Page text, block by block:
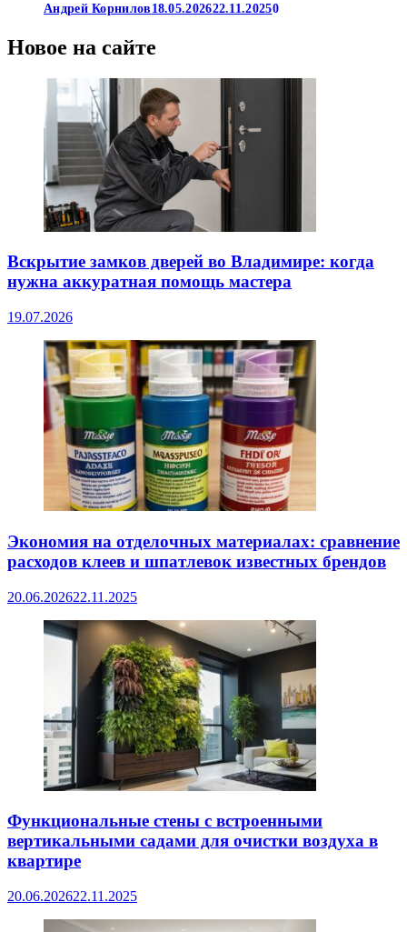
Андрей Корнилов 18.05.202622.11.20250
Новое на сайте
Вскрытие замков дверей во Владимире: когда
нужна аккуратная помощь мастера
19.07.2026
Экономия на отделочных материалах: сравнение
расходов клеев и шпатлевок известных брендов
20.06.202622.11.2025
Функциональные стены с встроенными
вертикальными садами для очистки воздуха в
квартире
20.06.202622.11.2025